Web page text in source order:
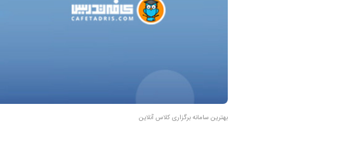
بهترین سامانه برگزاری کلاس آنلاین